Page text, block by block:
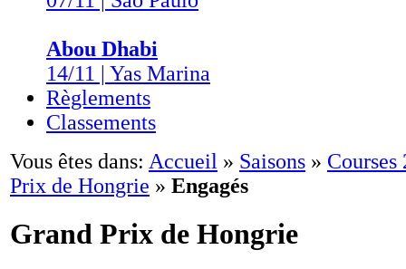
Abou Dhabi
14/11 | Yas Marina
Règlements
Classements
Vous êtes dans: Accueil » Saisons » Courses
Prix de Hongrie » Engagés
Grand Prix de Hongrie